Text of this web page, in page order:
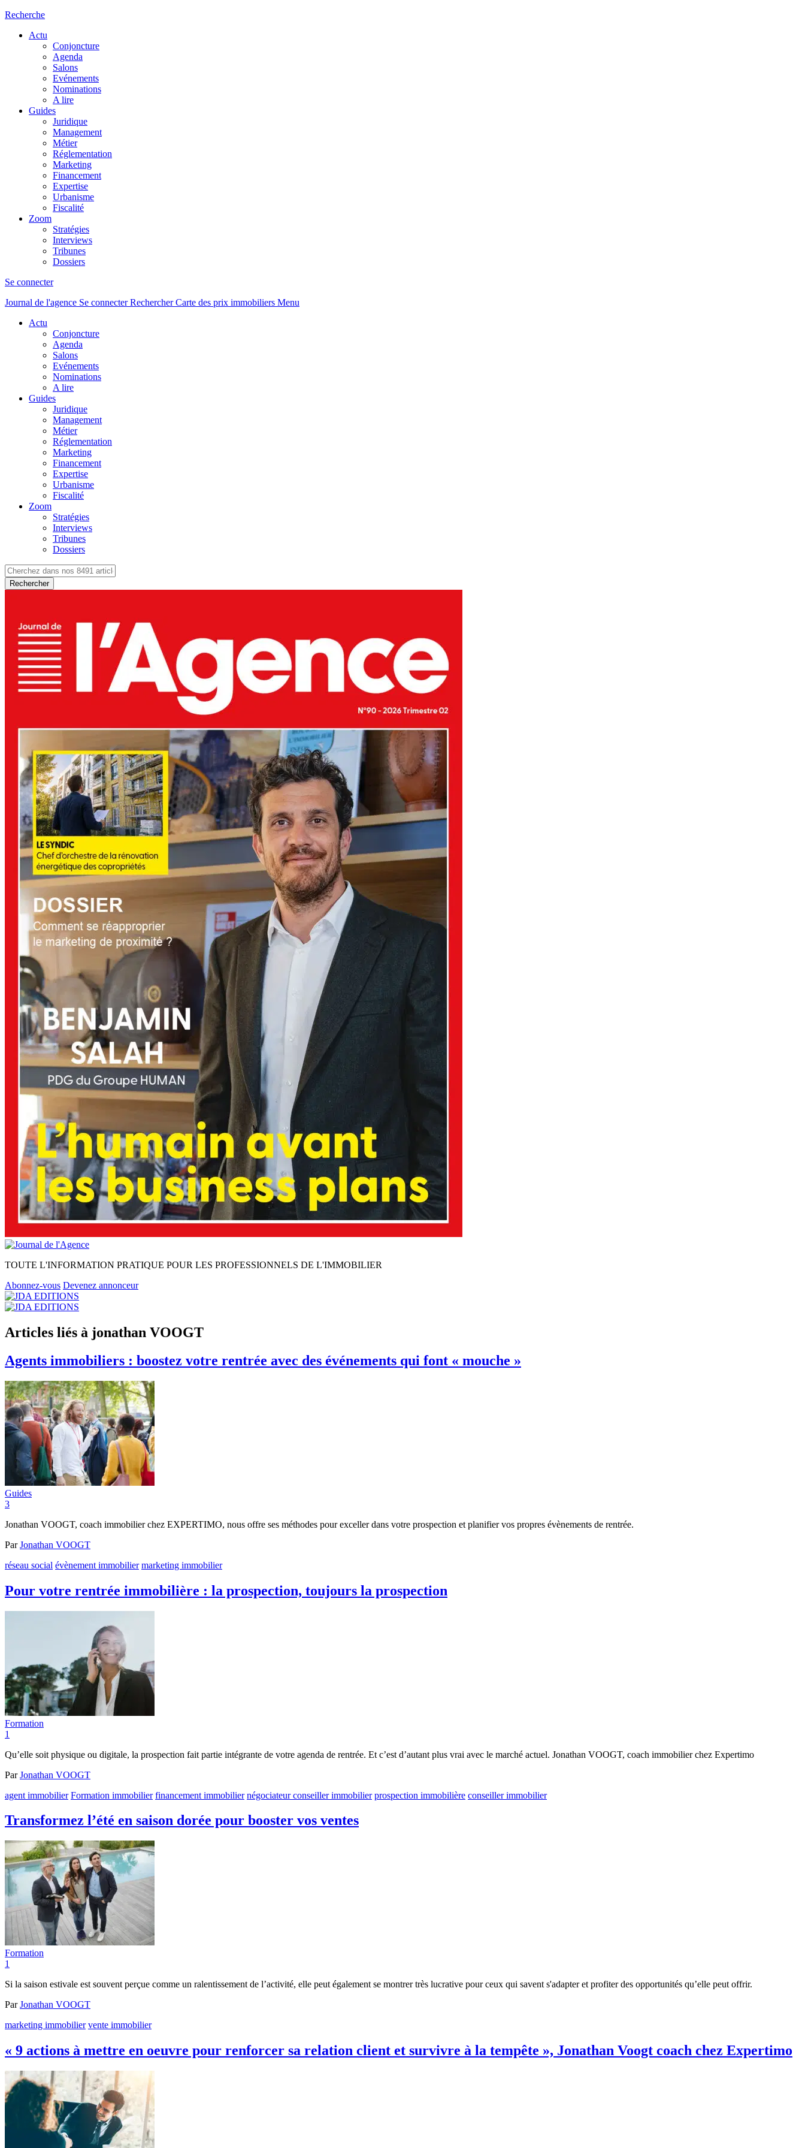
Recherche
Actu
Conjoncture
Agenda
Salons
Evénements
Nominations
A lire
Guides
Juridique
Management
Métier
Réglementation
Marketing
Financement
Expertise
Urbanisme
Fiscalité
Zoom
Stratégies
Interviews
Tribunes
Dossiers
Se connecter
Journal de l'agence Se connecterRechercher Carte des prix immobiliers Menu
Actu
Conjoncture
Agenda
Salons
Evénements
Nominations
A lire
Guides
Juridique
Management
Métier
Réglementation
Marketing
Financement
Expertise
Urbanisme
Fiscalité
Zoom
Stratégies
Interviews
Tribunes
Dossiers
Rechercher
TOUTE L'INFORMATION PRATIQUE POUR LES PROFESSIONNELS DE L'IMMOBILIER
Abonnez-vous Devenez annonceur
Articles liés à jonathan VOOGT
Agents immobiliers : boostez votre rentrée avec des événements qui font « mouche »
Guides
3
Jonathan VOOGT, coach immobilier chez EXPERTIMO, nous offre ses méthodes pour exceller dans votre prospection et planifier vos propres évènements de rentrée.
ParJonathan VOOGT
réseau social évènement immobilier marketing immobilier
Pour votre rentrée immobilière : la prospection, toujours la prospection
Formation
1
Qu’elle soit physique ou digitale, la prospection fait partie intégrante de votre agenda de rentrée. Et c’est d’autant plus vrai avec le marché actuel. Jonathan VOOGT, coach immobilier chez Expertimo
ParJonathan VOOGT
agent immobilier Formation immobilier financement immobilier négociateur conseiller immobilier prospection immobilière conseiller immobilier
Transformez l’été en saison dorée pour booster vos ventes
Formation
1
Si la saison estivale est souvent perçue comme un ralentissement de l’activité, elle peut également se montrer très lucrative pour ceux qui savent s'adapter et profiter des opportunités qu’elle peut offrir.
ParJonathan VOOGT
marketing immobilier vente immobilier
« 9 actions à mettre en oeuvre pour renforcer sa relation client et survivre à la tempête », Jonathan Voogt coach chez Expertimo